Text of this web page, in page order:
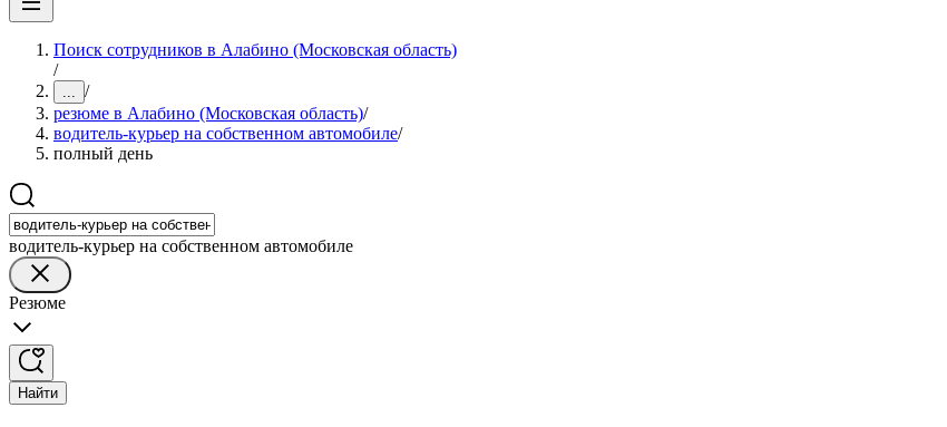
Поиск сотрудников в Алабино (Московская область)
/
... /
резюме в Алабино (Московская область)/
водитель-курьер на собственном автомобиле/
полный день
водитель-курьер на собственном автомобиле
Резюме
Найти